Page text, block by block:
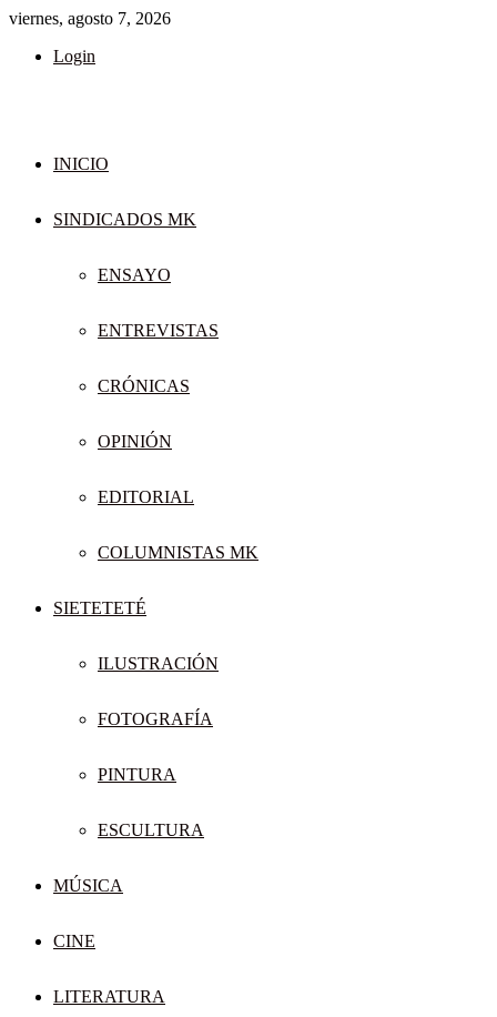
viernes, agosto 7, 2026
Login
INICIO
SINDICADOS MK
ENSAYO
ENTREVISTAS
CRÓNICAS
OPINIÓN
EDITORIAL
COLUMNISTAS MK
SIETETETÉ
ILUSTRACIÓN
FOTOGRAFÍA
PINTURA
ESCULTURA
MÚSICA
CINE
LITERATURA